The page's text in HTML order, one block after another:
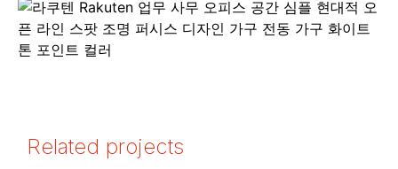
Related projects